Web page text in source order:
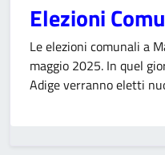
Elezioni
Le elezioni comunali a
maggio 2025. In quel
Adige verranno eletti